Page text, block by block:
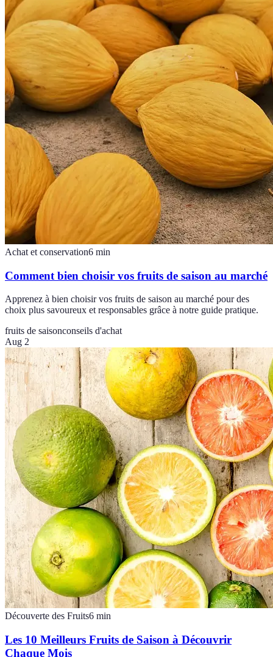
Achat et conservation6 min
Comment bien choisir vos fruits de saison au marché
Apprenez à bien choisir vos fruits de saison au marché pour des
choix plus savoureux et responsables grâce à notre guide pratique.
fruits de saisonconseils d'achat
Aug 2
Découverte des Fruits6 min
Les 10 Meilleurs Fruits de Saison à Découvrir
Chaque Mois